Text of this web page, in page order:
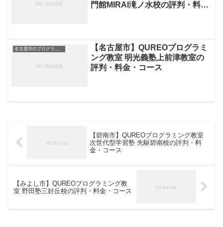
門館MIRAI滝ノ水校の評判・料
【名古屋市】QUREOプログラミ
ング教室 明光義塾上前津教室の
評判・料金・コース
【碧南市】QUREOプログラミング教室
次世代型学習塾 先駆碧南校の評判・料
金・コース
【みよし市】QUREOプログラミング教
室 野田塾三好丘校の評判・料金・コース